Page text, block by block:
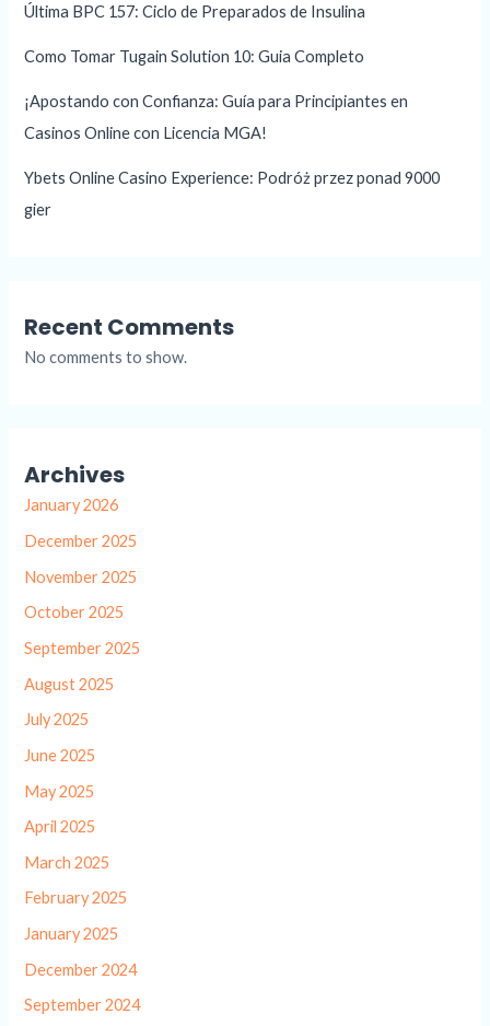
Última BPC 157: Ciclo de Preparados de Insulina
Como Tomar Tugain Solution 10: Guia Completo
¡Apostando con Confianza: Guía para Principiantes en
Casinos Online con Licencia MGA!
Ybets Online Casino Experience: Podróż przez ponad 9000
gier
Recent Comments
No comments to show.
Archives
January 2026
December 2025
November 2025
October 2025
September 2025
August 2025
July 2025
June 2025
May 2025
April 2025
March 2025
February 2025
January 2025
December 2024
September 2024